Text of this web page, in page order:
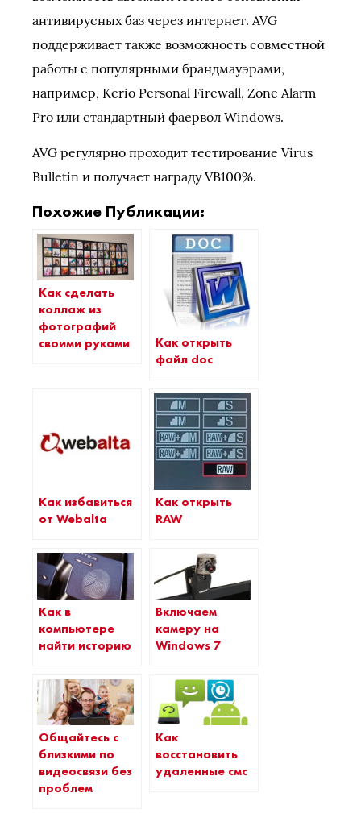
антивирусных баз через интернет. AVG
поддерживает также возможность совместной
работы с популярными брандмауэрами,
например, Kerio Personal Firewall, Zone Alarm
Pro или стандартный фаервол Windows.
AVG регулярно проходит тестирование Virus
Bulletin и получает награду VB100%.
Похожие Публикации:
Как сделать
коллаж из
фотографий
своими руками
Как открыть
файл doc
Как избавиться
от Webalta
Как открыть
RAW
Как в
компьютере
найти историю
Включаем
камеру на
Windows 7
Общайтесь с
близкими по
видеосвязи без
проблем
Как
восстановить
удаленные смс